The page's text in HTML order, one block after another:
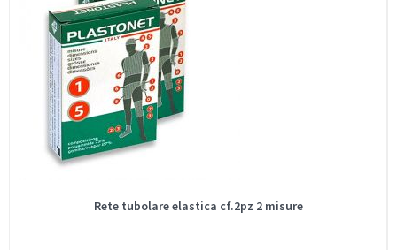
Rete tubolare elastica cf.2pz 2 misure